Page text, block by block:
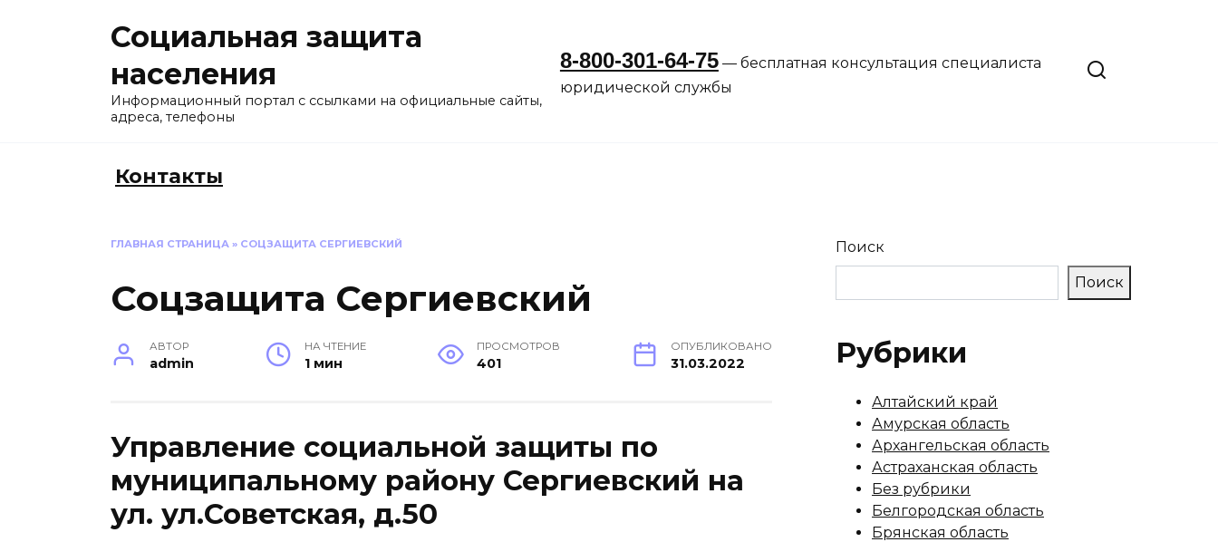
Социальная защита
населения
Информационный портал с ссылками на официальные сайты,
адреса, телефоны
8-800-301-64-75— бесплатная консультация специалиста
юридической службы
Контакты
ГЛАВНАЯ СТРАНИЦА » СОЦЗАЩИТА СЕРГИЕВСКИЙ
Соцзащита Сергиевский
АВТОР
admin
НА ЧТЕНИЕ
1 мин
ПРОСМОТРОВ
401
ОПУБЛИКОВАНО
31.03.2022
Управление социальной защиты по
муниципальному району Сергиевский на
ул. ул.Советская, д.50
Поиск
Поиск
Рубрики
Алтайский край
Амурская область
Архангельская область
Астраханская область
Без рубрики
Белгородская область
Брянская область